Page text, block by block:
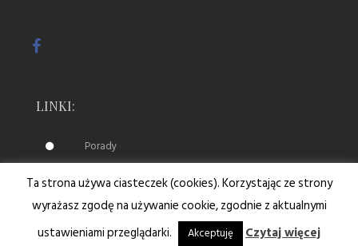
LINKI:
Porady
© Copyright optykbialystok.pl. Wszystkie prawa
zastrzeżone.
Ta strona używa ciasteczek (cookies). Korzystając ze strony
wyrażasz zgodę na używanie cookie, zgodnie z aktualnymi
ustawieniami przeglądarki.
Akceptuję Czytaj więcej